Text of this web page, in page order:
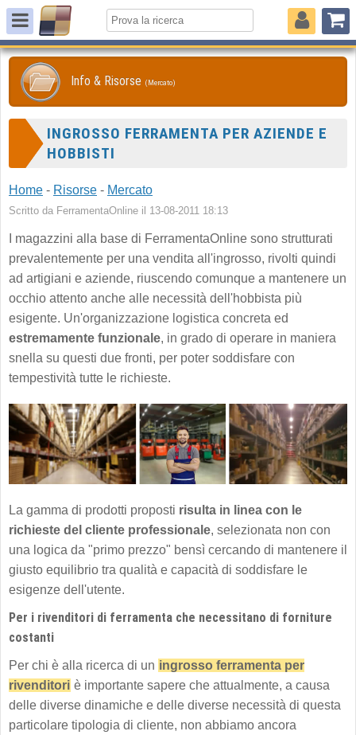
Info & Risorse (Mercato)
INGROSSO FERRAMENTA PER AZIENDE E
HOBBISTI
Home - Risorse - Mercato
Scritto da FerramentaOnline il 13-08-2011 18:13
I magazzini alla base di FerramentaOnline sono strutturati
prevalentemente per una vendita all'ingrosso, rivolti quindi
ad artigiani e aziende, riuscendo comunque a mantenere un
occhio attento anche alle necessità dell'hobbista più
esigente. Un'organizzazione logistica concreta ed
estremamente funzionale, in grado di operare in maniera
snella su questi due fronti, per poter soddisfare con
tempestività tutte le richieste.
La gamma di prodotti proposti risulta in linea con le
richieste del cliente professionale, selezionata non con
una logica da "primo prezzo" bensì cercando di mantenere il
giusto equilibrio tra qualità e capacità di soddisfare le
esigenze dell'utente.
Per i rivenditori di ferramenta che necessitano di forniture
costanti
Per chi è alla ricerca di un ingrosso ferramenta per
rivenditori è importante sapere che attualmente, a causa
delle diverse dinamiche e delle diverse necessità di questa
particolare tipologia di cliente, non abbiamo ancora